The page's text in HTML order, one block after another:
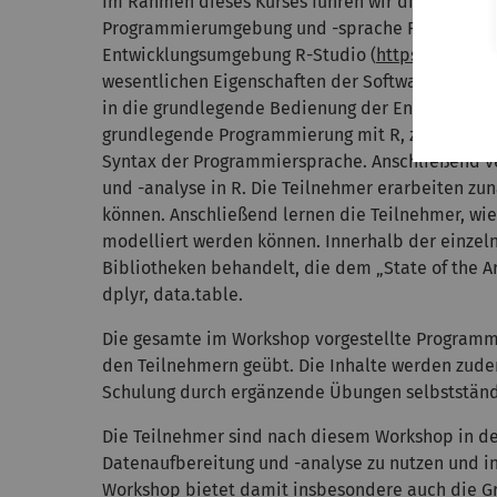
Programmierumgebung und -sprache R
Entwicklungsumgebung R-Studio ( https://
wesentlichen Eigenschaften der Software und
in die grundlegende Bedienung der
grundlegende Programmierung mit R, z.B. den
Syntax der Programmiersprache.
und -analyse in R. Die Teilnehmer erarbeiten
können. Anschließend lernen die Teilnehmer,
modelliert werden können. Innerhalb der
Bibliotheken behandelt, die dem „State of the
dplyr, data.table.
Die gesamte im Workshop vorgestellte
den Teilnehmern geübt. Die Inhalte werden
Schulung durch ergänzende Übungen
Die Teilnehmer sind nach diesem Workshop in
Datenaufbereitung und -analyse zu nutzen und
Workshop bietet damit insbesondere auch die